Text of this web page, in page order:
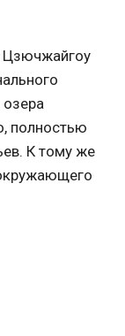
Цзючжайгоу
полностью
К тому же